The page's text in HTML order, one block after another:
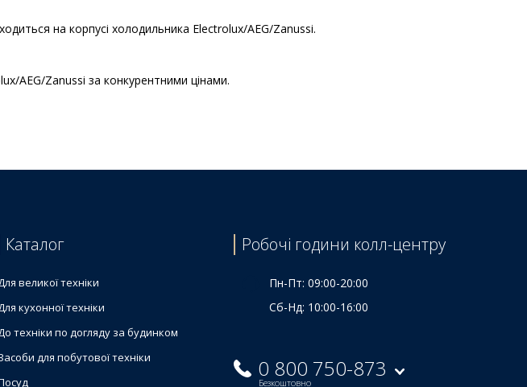
на корпусі холодильника Electrolux/AEG/Zanussi.
AEG/Zanussi за конкурентними цінами.
1040 ₴
1265 ₴
Каталог
великої техніки
кухонної техніки
техніки по догляду за будинком
для побутової техніки
Робочі години колл-центру
Пн-Пт: 09:00-20:00
Сб-Нд: 10:00-16:00
0 800 750-873
Безкоштовно